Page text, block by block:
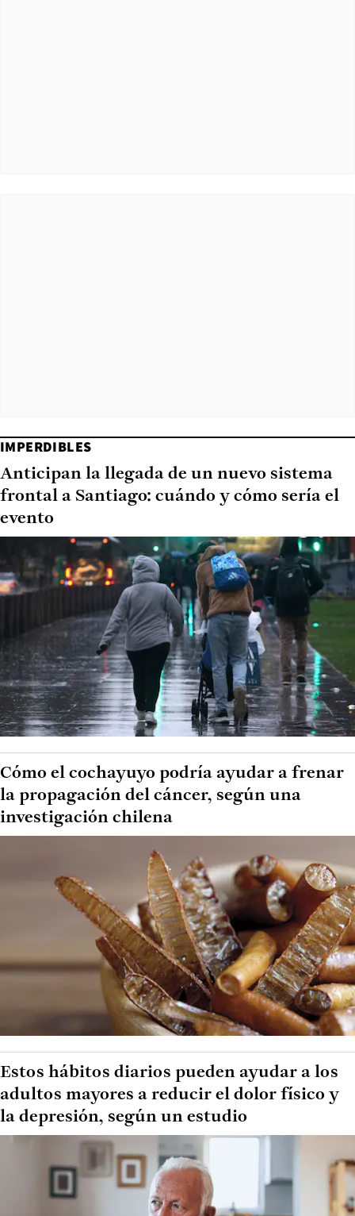
IMPERDIBLES
Anticipan la llegada de un nuevo sistema
frontal a Santiago: cuándo y cómo sería el
evento
Cómo el cochayuyo podría ayudar a frenar
la propagación del cáncer, según una
investigación chilena
Estos hábitos diarios pueden ayudar a los
adultos mayores a reducir el dolor físico y
la depresión, según un estudio